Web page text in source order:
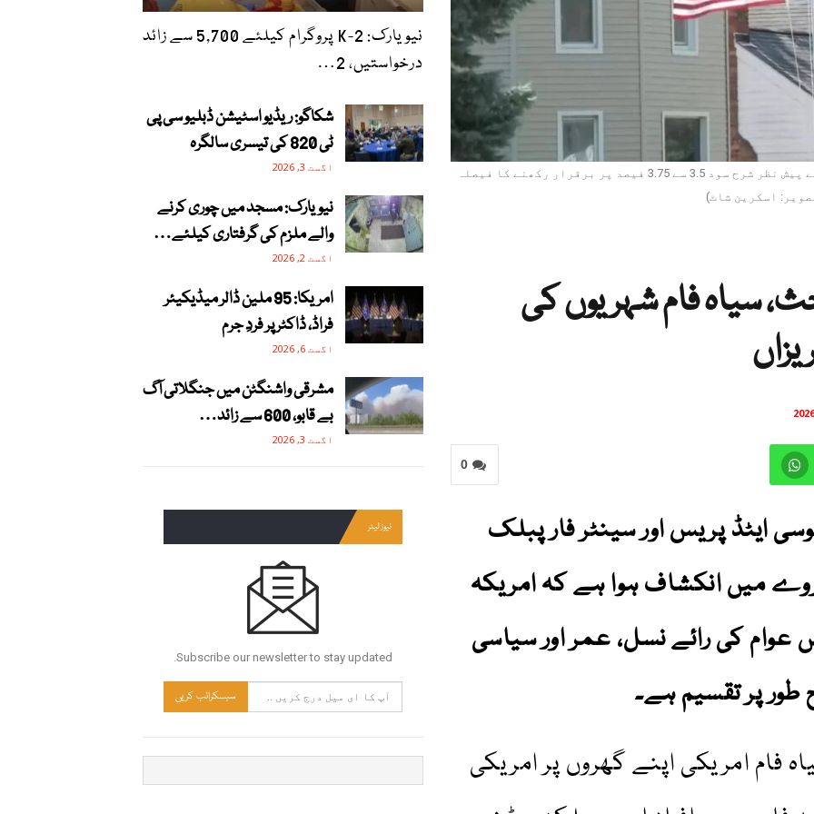
امریکی فیڈرل ریزرو کا مہنگائی کے خدشات کے پیش نظر شرح سود 3.5 سے 3.75 فیصد پر برقرار رکھنے کا فیصلہ
اسکرین شاٹ)
سیاہ فام شہریوں کی
0
ایٹڈ پریس اور سینٹر فار پبلک
میں انکشاف ہوا ہے کہ امریکہ
کی رائے نسل، عمر اور سیاسی
پر تقسیم ہے۔
فام امریکی اپنے گھروں پر امریکی
نیویارک: 2-K پروگرام کیلئے 5,700 سے زائد
درخواستیں، 2…
شکاگو: ریڈیو اسٹیشن ڈبلیو سی پی
ٹی 820 کی تیسری سالگرہ
اگست 3, 2026
نیویارک: مسجد میں چوری کرنے
والے ملزم کی گرفتاری کیلئے…
اگست 2, 2026
امریکا: 95 ملین ڈالر میڈیکیئر
فراڈ، ڈاکٹر پر فردِ جرم
اگست 6, 2026
مشرقی واشنگٹن میں جنگلاتی آگ
بے قابو، 600 سے زائد…
اگست 3, 2026
نیوز لیٹر
Subscribe our newsletter to stay updated.
سبسکرائب کریں